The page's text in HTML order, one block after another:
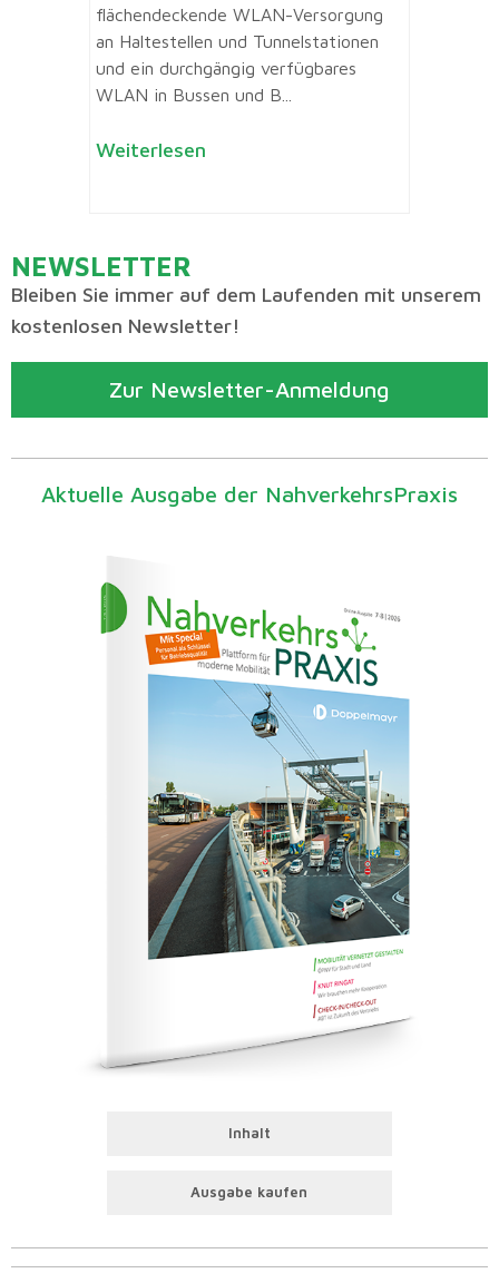
flächendeckende WLAN-Versorgung
an Haltestellen und Tunnelstationen
und ein durchgängig verfügbares
WLAN in Bussen und B...
Weiterlesen
NEWSLETTER
Bleiben Sie immer auf dem Laufenden mit unserem
kostenlosen Newsletter!
Zur Newsletter-Anmeldung
Aktuelle Ausgabe der NahverkehrsPraxis
Inhalt
Ausgabe kaufen